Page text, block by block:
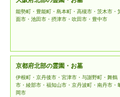
能勢町・豊能町・島本町・高槻市・茨木市・
面市・池田市・摂津市・吹田市・豊中市
京都府北部の霊園・お墓
伊根町・京丹後市・宮津市・与謝野町・舞鶴
市・綾部市・福知山市・京丹波町・南丹市・
岡市